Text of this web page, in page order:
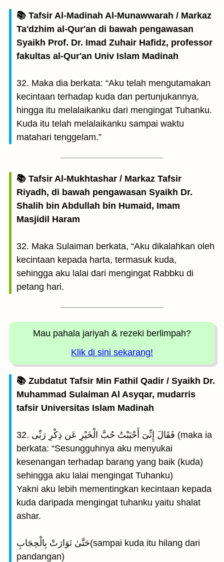
📚 Tafsir Al-Madinah Al-Munawwarah / Markaz
Ta'dzhim al-Qur'an di bawah pengawasan
Syaikh Prof. Dr. Imad Zuhair Hafidz, professor
fakultas al-Qur'an Univ Islam Madinah
32. Maka dia berkata: “Aku telah mengutamakan
kecintaan terhadap kuda dan pertunjukannya,
hingga itu melalaikanku dari mengingat Tuhanku.
Kuda itu telah melalaikanku sampai waktu
matahari tenggelam.”
📚 Tafsir Al-Mukhtashar / Markaz Tafsir
Riyadh, di bawah pengawasan Syaikh Dr.
Shalih bin Abdullah bin Humaid, Imam
Masjidil Haram
32. Maka Sulaiman berkata, “Aku dikalahkan oleh
kecintaan kepada harta, termasuk kuda,
sehingga aku lalai dari mengingat Rabbku di
petang hari.
Mau pahala jariyah & rezeki berlimpah?
Klik di sini sekarang!
📚 Zubdatut Tafsir Min Fathil Qadir / Syaikh Dr.
Muhammad Sulaiman Al Asyqar, mudarris
tafsir Universitas Islam Madinah
32. فَقَالَ إِنِّىٓ أَحْبَبْتُ حُبَّ الْخَيْرِ عَن ذِكْرِ رَبِّى (maka ia
berkata: “Sesungguhnya aku menyukai
kesenangan terhadap barang yang baik (kuda)
sehingga aku lalai mengingat Tuhanku)
Yakni aku lebih mementingkan kecintaan kepada
kuda daripada mengingat tuhanku yaitu shalat
ashar.
حَتَّىٰ تَوَارَتْ بِالْحِجَابِ(sampai kuda itu hilang dari
pandangan)